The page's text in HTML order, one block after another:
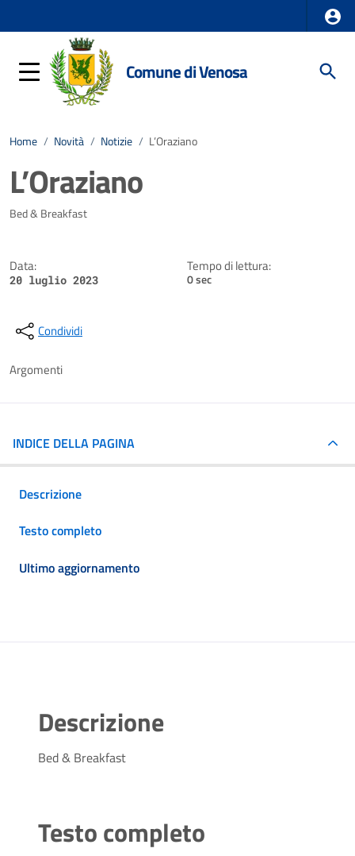
Comune di Venosa
Home / Novità / Notizie / L’Oraziano
L’Oraziano
Dettagli della notizia
Bed & Breakfast
Data:
20 luglio 2023
Tempo di lettura:
0 sec
Condividi
Argomenti
INDICE DELLA PAGINA
Descrizione
Testo completo
Ultimo aggiornamento
Descrizione
Bed & Breakfast
Testo completo